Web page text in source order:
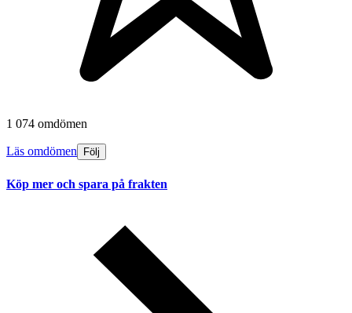
1 074 omdömen
Läs omdömen Följ
Köp mer och spara på frakten